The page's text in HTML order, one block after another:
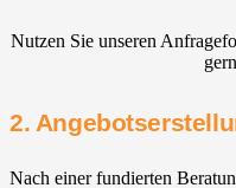
Nutzen Sie unseren
2.
Nach einer fundierten